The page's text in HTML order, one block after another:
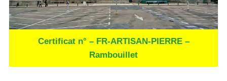
Certificat n° – FR-ARTISAN-PIERRE –
Rambouillet